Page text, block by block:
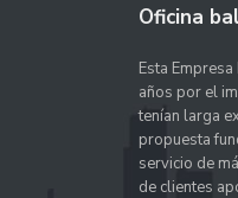
Oficina
Esta
años por el
tenían larga
propuesta
servicio de
de clientes